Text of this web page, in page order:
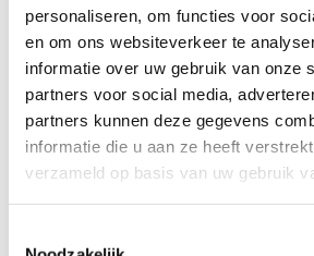
personaliseren, om functies voor
en om ons websiteverkeer te
informatie over uw gebruik van onze
partners voor social media,
partners kunnen deze gegevens
informatie die u aan ze heeft
verzameld op basis van uw gebruik